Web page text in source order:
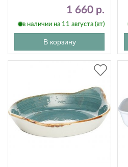
(Стилайт) 113204001 660 р.
в наличии на 11 августа (вт)
В корзину